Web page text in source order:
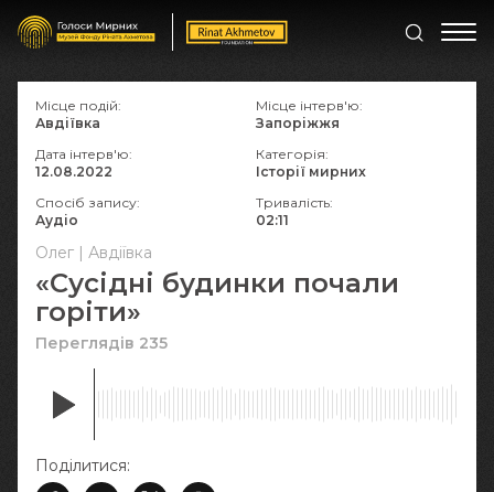
Олег | Авдіївка
«Сусідні будинки почали
горіти»
Переглядів 235
Поділитися:
Місце подій:
Авдіївка
Місце інтерв'ю:
Запоріжжя
Дата інтерв'ю:
12.08.2022
Категорія:
Історії мирних
Спосіб запису:
Аудіо
Тривалість:
02:11